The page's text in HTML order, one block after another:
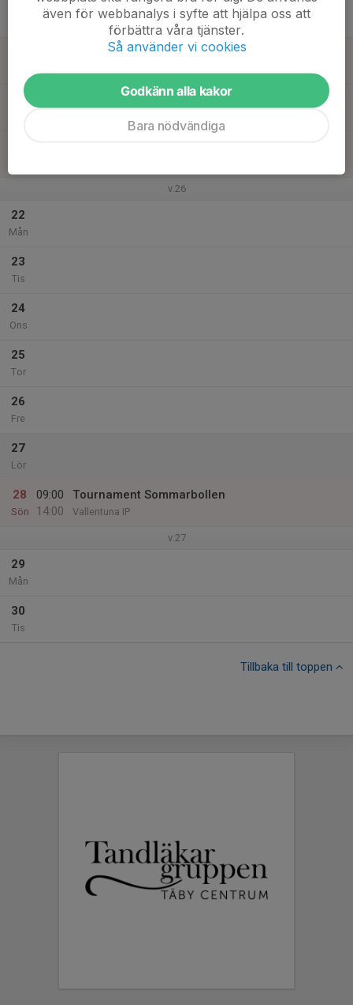
20
v.26
22
Mån
23
Tis
24
Ons
25
Tor
26
Fre
27
Lör
28
Sön
09:00
14:00
Tournament Sommarbollen
Vallentuna IP
v.27
29
Mån
30
Tis
Tillbaka till toppen
även för webbanalys i syfte att hjälpa oss att
förbättra våra tjänster.
Så använder vi cookies
Godkänn alla kakor
Bara nödvändiga